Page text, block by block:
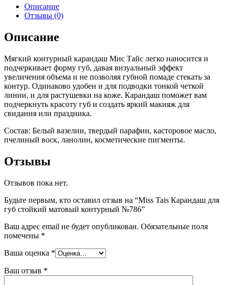
стойкий
матовый
контурный
№786
Описание
Отзывы (0)
Описание
Мягкий контурный карандаш Мис Тайс легко наносится и
подчеркивает форму губ, давая визуальный эффект
увеличения объема и не позволяя губной помаде стекать за
контур. Одинаково удобен и для подводки тонкой четкой
линии, и для растушевки на коже. Карандаш поможет вам
подчеркнуть красоту губ и создать яркий макияж для
свидания или праздника.
Состав: Белый вазелин, твердый парафин, касторовое масло,
пчелиный воск, ланолин, косметические пигменты.
Отзывы
Отзывов пока нет.
Будьте первым, кто оставил отзыв на “Miss Tais Карандаш для
губ стойкий матовый контурный №786”
Ваш адрес email не будет опубликован. Обязательные поля
помечены *
Ваша оценка *
Ваш отзыв *